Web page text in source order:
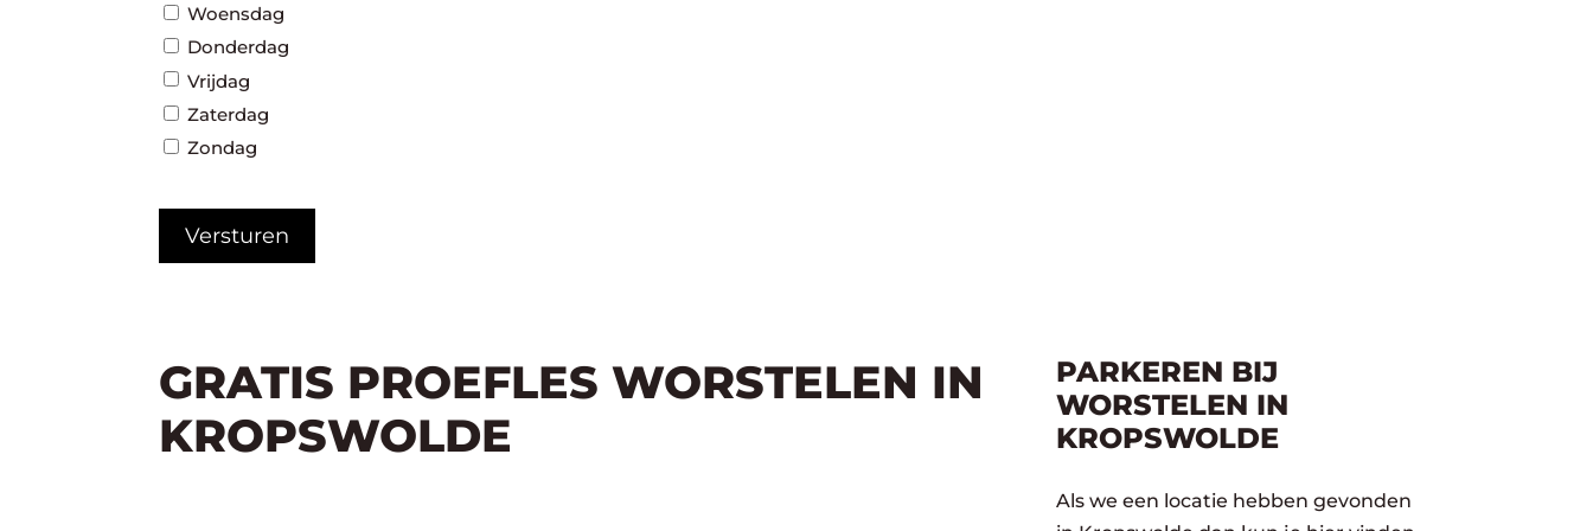
Woensdag
Donderdag
Vrijdag
Zaterdag
Zondag
GRATIS PROEFLES WORSTELEN IN
KROPSWOLDE
PARKEREN BIJ
WORSTELEN IN
KROPSWOLDE
Als we een locatie hebben gevonden